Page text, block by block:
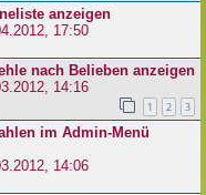
anzeigen
17:50
nach Belieben anzeigen
14:16
1 2 3
im Admin-Menü
14:06